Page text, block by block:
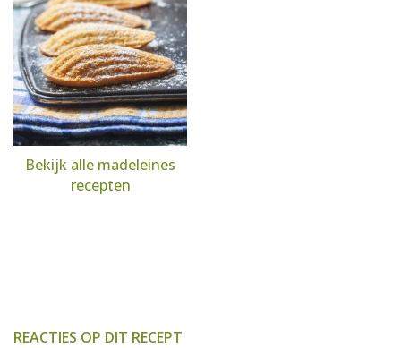
Bekijk alle madeleines
recepten
REACTIES OP DIT RECEPT